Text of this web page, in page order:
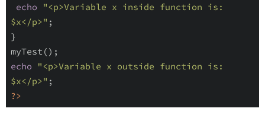
echo
"<p>Variable x inside function is:
$x</p>" ;
}
echo
"<p>Variable x outside function is:
$x</p>"
?>